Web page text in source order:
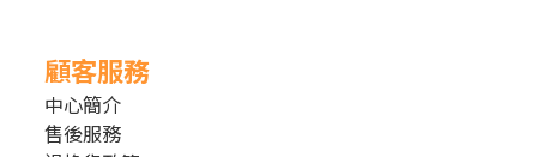
顧客服務
中心簡介
售後服務